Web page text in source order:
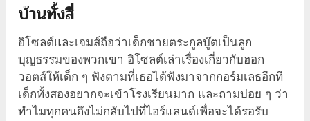
บ้านทั้งสี่
อิโซลต์และเจมส์ถือว่าเด็กชายตระกูลบู๊ตเป็นลูก
บุญธรรมของพวกเขา อิโซลต์เล่าเรื่องเกี่ยวกับฮอก
วอตส์ให้เด็ก ๆ ฟังตามที่เธอได้ฟังมาจากกอร์มเลธอีกที
เด็กทั้งสองอยากจะเข้าโรงเรียนมาก และถามบ่อย ๆ ว่า
ทำไมทุกคนถึงไม่กลับไปที่ไอร์แลนด์เพื่อจะได้รอรับ